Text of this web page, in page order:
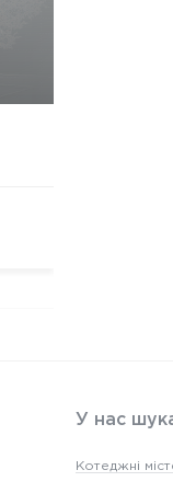
У нас
Котеджні